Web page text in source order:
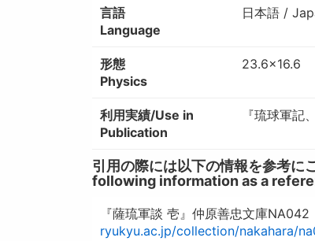
言語
Language
日本語 /
形態
Physics
23.6×16.6
利用実績/Use in
Publication
『琉球軍記
引用の際には以下の情報を参考
following information as a
『薩琉軍談 壱』仲原善忠文庫
ryukyu.ac.jp/collection/nakahara/